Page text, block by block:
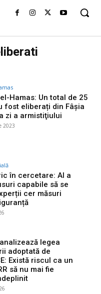
Hamas: Un total de 25
fost eliberați din Fâșia
zi a armistiţiului
2023
în cercetare: AI a
capabile să se
cer măsuri
legea
adoptată de
Există riscul ca un
să nu mai fie